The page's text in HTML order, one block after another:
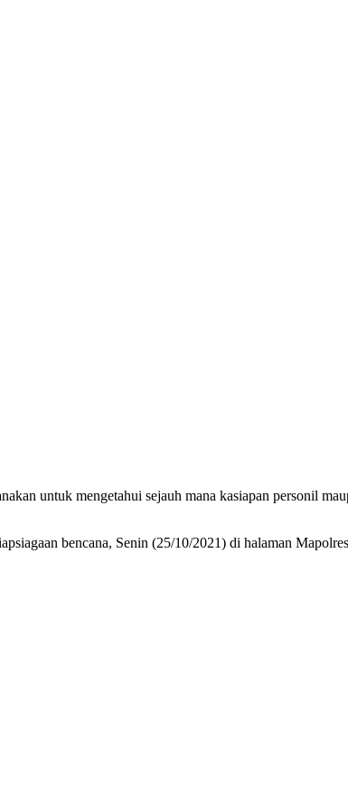
untuk mengetahui sejauh mana kasiapan personil
bencana, Senin (25/10/2021) di halaman